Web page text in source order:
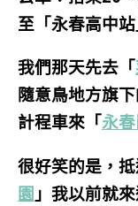
至「永春高中
我們那天先去「
隨意鳥地方旗
計程車來「永
很好笑的是，
園 」我以前就